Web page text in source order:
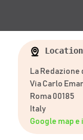
Location
La Redazione
Via Carlo
Roma 00185
Italy
Google map